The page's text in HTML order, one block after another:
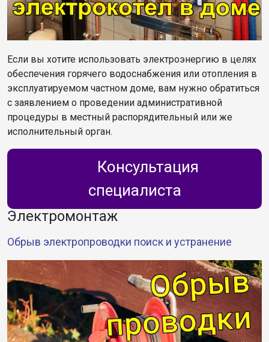
Если вы хотите использовать электроэнергию в целях
обеспечения горячего водоснабжения или отопления в
эксплуатируемом частном доме, вам нужно обратиться
с заявлением о проведении административной
процедуры в местный распорядительный или же
исполнительный орган.
Консультация
специалиста
Электромонтаж
Обрыв электропроводки поиск и устранение